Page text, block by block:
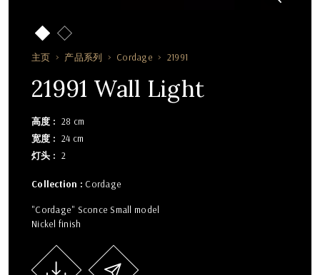
主页 产品系列 Cordage 21991
21991 Wall Light
高度
28 cm
宽度
24 cm
灯头
2
Collection : Cordage
"Cordage" Sconce Small model
Nickel finish